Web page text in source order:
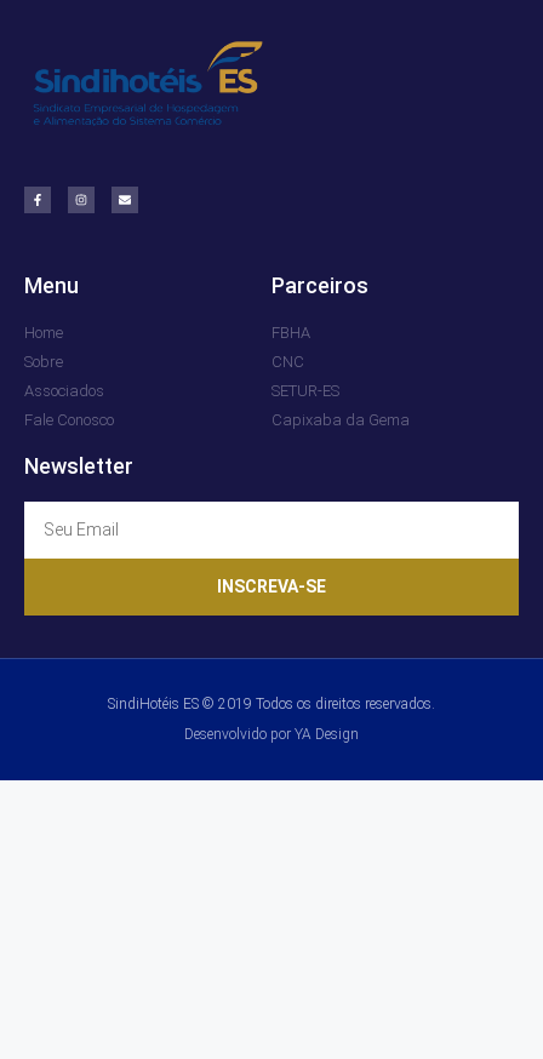
Menu
Home
Sobre
Associados
Fale Conosco
Parceiros
FBHA
CNC
SETUR-ES
Capixaba da Gema
Newsletter
INSCREVA-SE
SindiHotéis ES © 2019 Todos os direitos reservados.
Desenvolvido por YA Design